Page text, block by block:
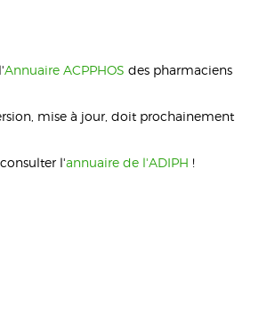
Annuaire ACPPHOS des pharmaciens
mise à jour, doit prochainement
l'annuaire de l'ADIPH !